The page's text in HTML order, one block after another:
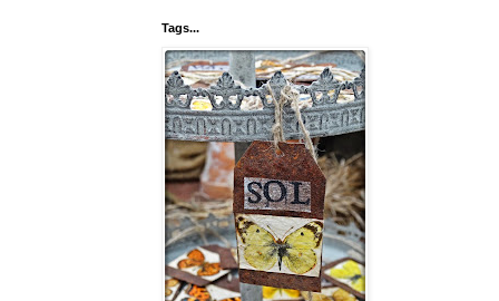
Tags...